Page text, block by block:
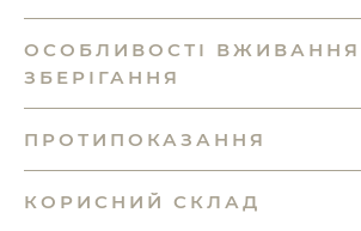
ОСОБЛИВОСТІ ВЖИВАННЯ
ЗБЕРІГАННЯ
ПРОТИПОКАЗАННЯ
КОРИСНИЙ СКЛАД